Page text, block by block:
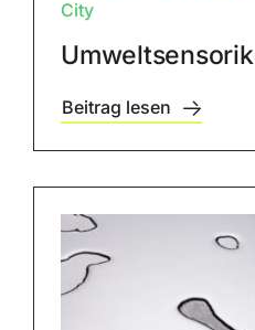
City
Umweltsensorik
Beitrag lesen